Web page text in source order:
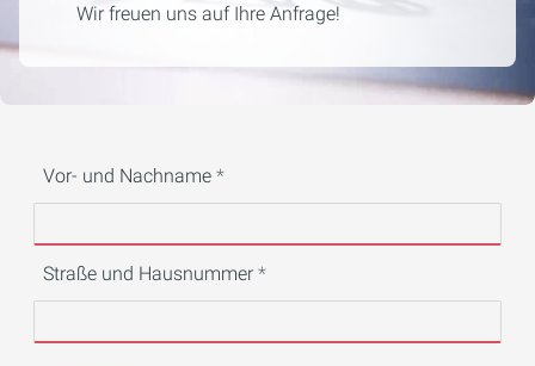
Wir freuen uns auf Ihre Anfrage!
Vor- und Nachname
Straße und Hausnummer